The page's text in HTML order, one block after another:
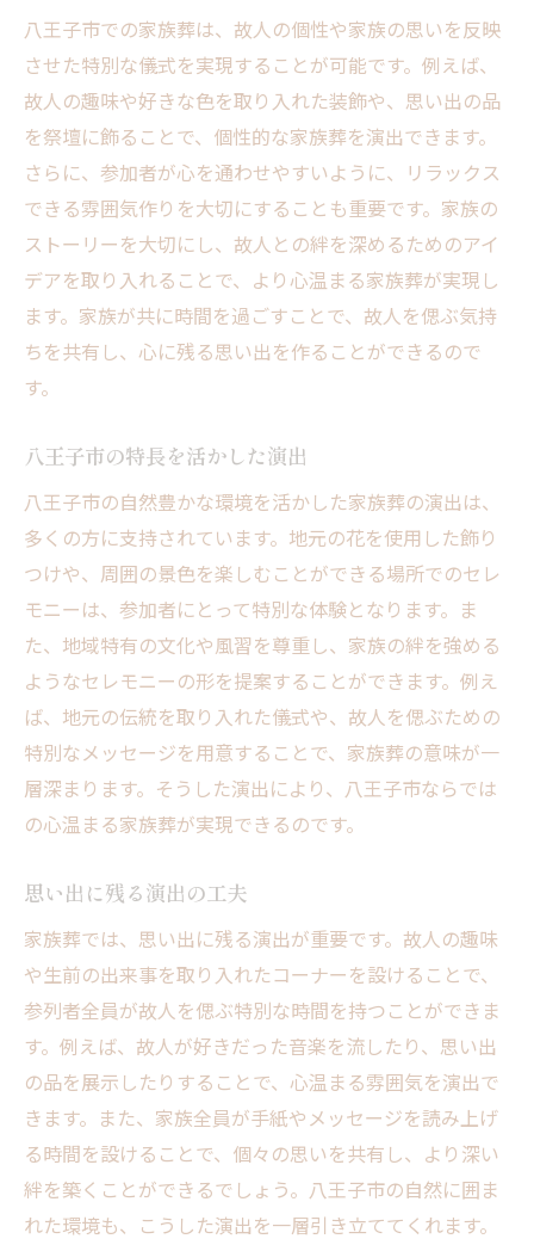
八王子市での家族葬は、故人の個性や家族の思いを反映
させた特別な儀式を実現することが可能です。例えば、
故人の趣味や好きな色を取り入れた装飾や、思い出の品
を祭壇に飾ることで、個性的な家族葬を演出できます。
さらに、参加者が心を通わせやすいように、リラックス
できる雰囲気作りを大切にすることも重要です。家族の
ストーリーを大切にし、故人との絆を深めるためのアイ
デアを取り入れることで、より心温まる家族葬が実現し
ます。家族が共に時間を過ごすことで、故人を偲ぶ気持
ちを共有し、心に残る思い出を作ることができるので
す。
八王子市の特長を活かした演出
八王子市の自然豊かな環境を活かした家族葬の演出は、
多くの方に支持されています。地元の花を使用した飾り
つけや、周囲の景色を楽しむことができる場所でのセレ
モニーは、参加者にとって特別な体験となります。ま
た、地域特有の文化や風習を尊重し、家族の絆を強める
ようなセレモニーの形を提案することができます。例え
ば、地元の伝統を取り入れた儀式や、故人を偲ぶための
特別なメッセージを用意することで、家族葬の意味が一
層深まります。そうした演出により、八王子市ならでは
の心温まる家族葬が実現できるのです。
思い出に残る演出の工夫
家族葬では、思い出に残る演出が重要です。故人の趣味
や生前の出来事を取り入れたコーナーを設けることで、
参列者全員が故人を偲ぶ特別な時間を持つことができま
す。例えば、故人が好きだった音楽を流したり、思い出
の品を展示したりすることで、心温まる雰囲気を演出で
きます。また、家族全員が手紙やメッセージを読み上げ
る時間を設けることで、個々の思いを共有し、より深い
絆を築くことができるでしょう。八王子市の自然に囲ま
れた環境も、こうした演出を一層引き立ててくれます。